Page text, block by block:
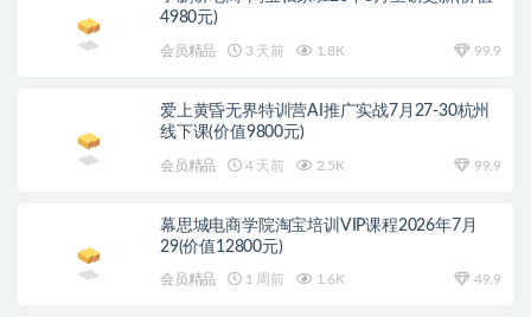
4980元)
会员精品 3 天前 1.8K 99.9
爱上黄昏无界特训营AI推广实战7月27-30杭州
线下课(价值9800元)
会员精品 4 天前 2.5K 99.9
幕思城电商学院淘宝培训VIP课程2026年7月
29(价值12800元)
会员精品 1 周前 1.6K 49.9